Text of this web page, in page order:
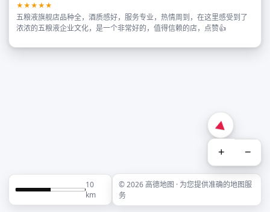
★★★★★
五粮液旗舰店品种全，酒质感好，服务专业，热情周到，在这里感受到了
浓浓的五粮液企业文化，是一个非常好的，值得信赖的店，点赞👍
+ −
10
km
© 2026 高德地图 · 为您提供准确的地图服
务